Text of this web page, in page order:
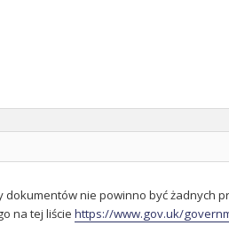
nie powinno być żadnych
na tej liście https://www.gov.uk/